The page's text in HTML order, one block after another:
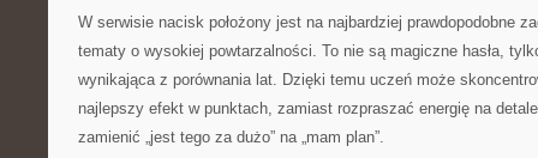
W serwisie nacisk położony jest na najbardziej prawdopodobne
tematy o wysokiej powtarzalności. To nie są magiczne hasła,
wynikająca z porównania lat. Dzięki temu uczeń może
najlepszy efekt w punktach, zamiast rozpraszać energię na
zamienić „jest tego za dużo” na „mam plan”.